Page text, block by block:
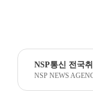
NSP통신 전국
NSP NEWS